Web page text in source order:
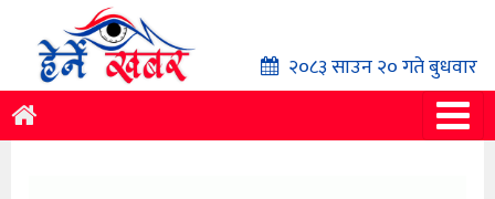
२०८३ साउन २० गते बुधवार